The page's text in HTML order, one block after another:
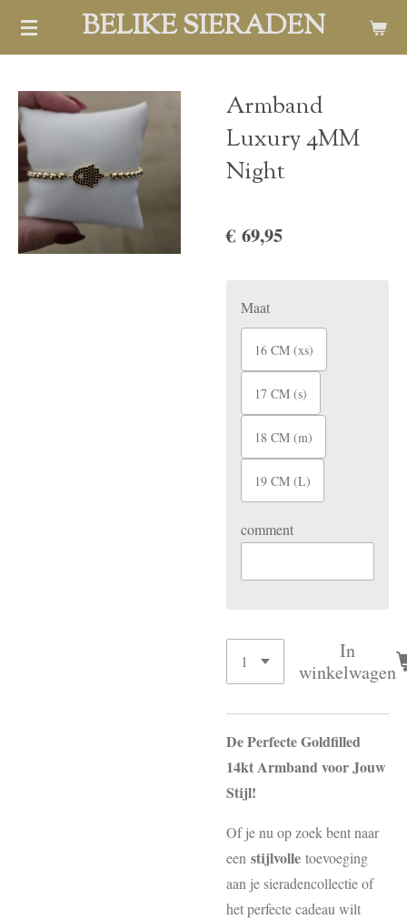
Ga
de
hoofdinhoud
BELIKE SIERADEN
Armband
Luxury 4MM
Night
€ 69,95
Maat
16 CM (xs)
17 CM (s)
18 CM (m)
19 CM (L)
comment
In
winkelwagen
De Perfecte Goldfilled
14kt Armband voor Jouw
Stijl!
Of je nu op zoek bent naar
een stijlvolle toevoeging
aan je sieradencollectie of
het perfecte cadeau wilt